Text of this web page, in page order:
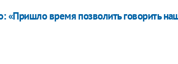
«Пришло время позволить говорить